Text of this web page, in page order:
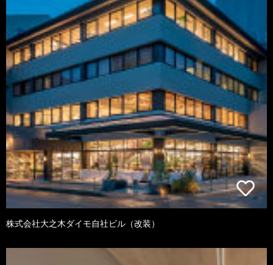
株式会社大之木ダイモ自社ビル（改装）